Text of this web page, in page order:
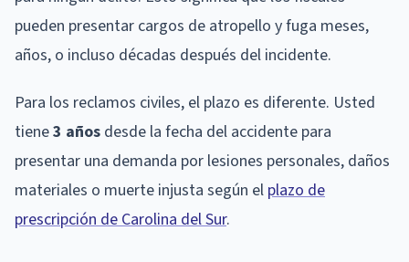
pueden presentar cargos de atropello y fuga meses,
años, o incluso décadas después del incidente.
Para los reclamos civiles, el plazo es diferente. Usted
tiene3 años desde la fecha del accidente para
presentar una demanda por lesiones personales, daños
materiales o muerte injusta según el plazo de
prescripción de Carolina del Sur.